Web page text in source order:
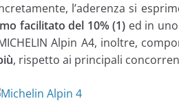
l’aderenza si
facilitato del 10% (1) ed in
Alpin A4, inoltre,
, rispetto ai principali